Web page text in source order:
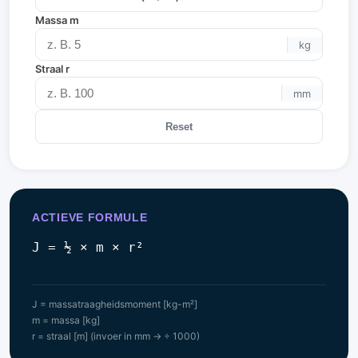
Massa m
kg
Straal r
mm
Reset
ACTIEVE FORMULE
J = ½ × m × r²
J = massatraagheidsmoment [kg-m²]
m = massa [kg]
r = straal [m] (invoer in mm → ÷ 1000)